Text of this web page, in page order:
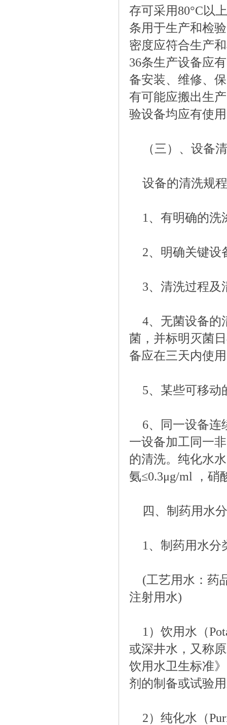
存可采用80°C以
条用于生产和检
密度应符合生产
36条生产设备应
备安装、维修、
有可能应搬出生
验设备均应有使
（三）、设备
设备的清洗规
1、有明确的洗
2、明确关键设
3、清洗过程及
4、无菌设备的
菌，并标明灭菌
备应在三天内使
5、某些可移动
6、同一设备连
一设备加工同一
的清洗。纯化水
氨≤0.3μg/ml ，硝
四、制药用水
1、制药用水分
(工艺用水：药
注射用水)
1）饮用水（
或深井水，又称
饮用水卫生标准
剂的制备或试验
2）纯化水（